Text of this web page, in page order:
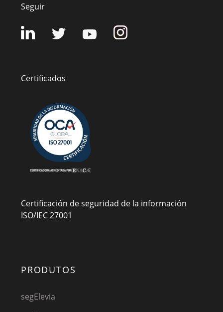
Seguir
Certificados
Certificación de seguridad de la información
ISO/IEC 27001
PRODUTOS
segElevia